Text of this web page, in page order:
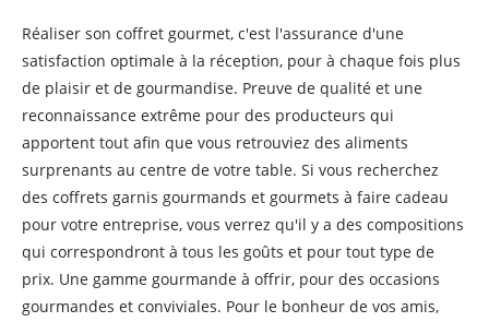
Réaliser son coffret gourmet, c'est l'assurance d'une
satisfaction optimale à la réception, pour à chaque fois plus
de plaisir et de gourmandise. Preuve de qualité et une
reconnaissance extrême pour des producteurs qui
apportent tout afin que vous retrouviez des aliments
surprenants au centre de votre table. Si vous recherchez
des coffrets garnis gourmands et gourmets à faire cadeau
pour votre entreprise, vous verrez qu'il y a des compositions
qui correspondront à tous les goûts et pour tout type de
prix. Une gamme gourmande à offrir, pour des occasions
gourmandes et conviviales. Pour le bonheur de vos amis,